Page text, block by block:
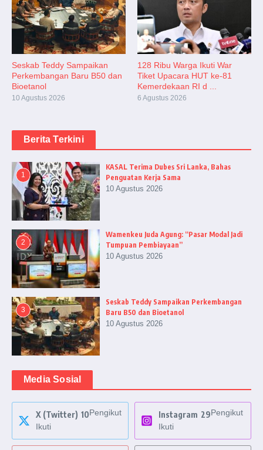
Seskab Teddy Sampaikan
Perkembangan Baru B50 dan
Bioetanol
10 Agustus 2026
128 Ribu Warga Ikuti War
Tiket Upacara HUT ke-81
Kemerdekaan RI d ...
6 Agustus 2026
Berita Terkini
1
KASAL Terima Dubes Sri Lanka, Bahas
Penguatan Kerja Sama
10 Agustus 2026
2
Wamenkeu Juda Agung: “Pasar Modal Jadi
Tumpuan Pembiayaan”
10 Agustus 2026
3
Seskab Teddy Sampaikan Perkembangan
Baru B50 dan Bioetanol
10 Agustus 2026
Media Sosial
X (Twitter) 10Pengikut
Ikuti
Instagram 29Pengikut
Ikuti